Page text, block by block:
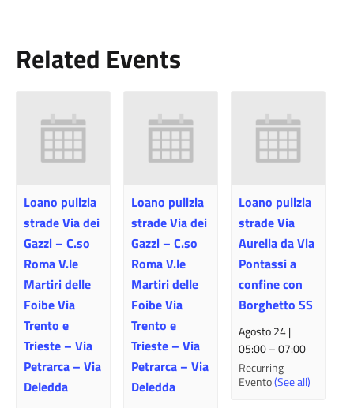
Related Events
Loano pulizia
strade Via dei
Gazzi – C.so
Roma V.le
Martiri delle
Foibe Via
Trento e
Trieste – Via
Petrarca – Via
Deledda
Loano pulizia
strade Via dei
Gazzi – C.so
Roma V.le
Martiri delle
Foibe Via
Trento e
Trieste – Via
Petrarca – Via
Deledda
Loano pulizia
strade Via
Aurelia da Via
Pontassi a
confine con
Borghetto SS
Agosto 24 |
05:00–07:00
Recurring
Evento(See all)